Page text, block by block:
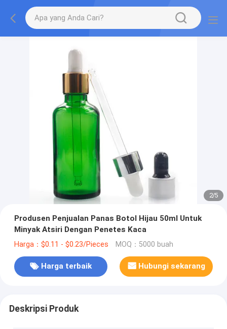
2/5
Produsen Penjualan Panas Botol Hijau 50ml Untuk
Minyak Atsiri Dengan Penetes Kaca
Harga：$0.11 - $0.23/Pieces MOQ：5000 buah
Harga terbaik Hubungi sekarang
Deskripsi Produk